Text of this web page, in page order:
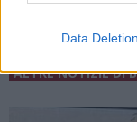
Data Deletion
ALTRE NOTIZIE DI